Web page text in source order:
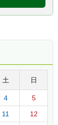
土 日
4 5
11 12